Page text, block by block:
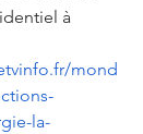
à
mond
la-